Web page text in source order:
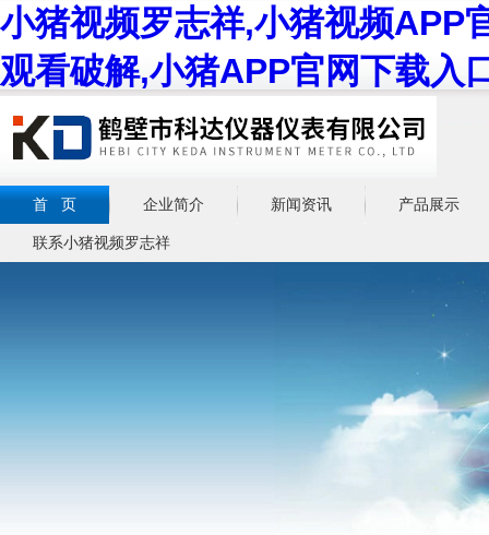
小猪视频罗志祥,小猪视频APP
观看破解,小猪APP官网下载入
首 页 企业简介 新闻资讯 产品展示
联系小猪视频罗志祥